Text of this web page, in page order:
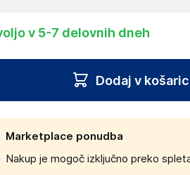
v 5-7 delovnih dneh
Dodaj v
Marketplace ponudba
Nakup je mogoč izključno preko